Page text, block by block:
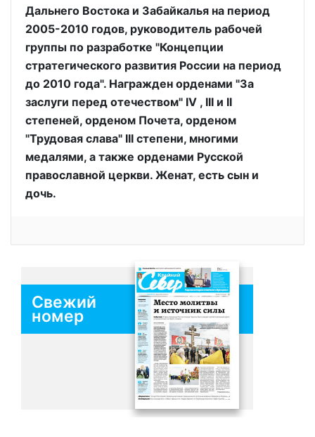
Дальнего Востока и Забайкалья на период
2005-2010 годов, руководитель рабочей
группы по разработке "Концепции
стратегического развития России на период
до 2010 года". Награжден орденами "За
заслуги перед отечеством" IV , III и II
степеней, орденом Почета, орденом
"Трудовая слава" III степени, многими
медалями, а также орденами Русской
православной церкви. Женат, есть сын и
дочь.
Свежий
номер